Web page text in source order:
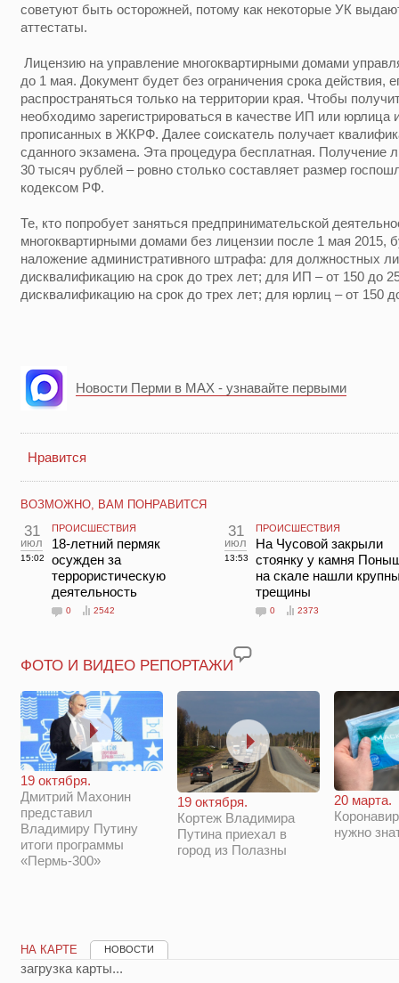
советуют быть осторожней, потому как некоторые УК
аттестаты.
Лицензию на управление многоквартирными домами
до 1 мая. Документ будет без ограничения срока действия,
распространяться только на территории края. Чтобы
необходимо зарегистрироваться в качестве ИП или юрлица
прописанных в ЖКРФ. Далее соискатель получает
сданного экзамена. Эта процедура бесплатная. Получение
30 тысяч рублей – ровно столько составляет размер
кодексом РФ.
Те, кто попробует заняться предпринимательской
многоквартирными домами без лицензии после 1 мая 2015,
наложение административного штрафа: для должностных
дисквалификацию на срок до трех лет; для ИП – от 150 до
дисквалификацию на срок до трех лет; для юрлиц – от 150
Новости Перми в MAX - узнавайте первыми
Нравится
ВОЗМОЖНО, ВАМ ПОНРАВИТСЯ
31
июл
15:02
ПРОИСШЕСТВИЯ
18-летний пермяк
осужден за
террористическую
деятельность
0 2542
31
июл
13:53
ПРОИСШЕСТВИЯ
На Чусовой закрыли
стоянку у камня
на скале нашли
трещины
0 2373
ФОТО И ВИДЕО РЕПОРТАЖИ
19 октября.
Дмитрий Махонин
представил
Владимиру Путину
итоги программы
«Пермь-300»
19 октября.
Кортеж Владимира
Путина приехал в
город из Полазны
20 марта.
нужно
НА КАРТЕ НОВОСТИ
загрузка карты...